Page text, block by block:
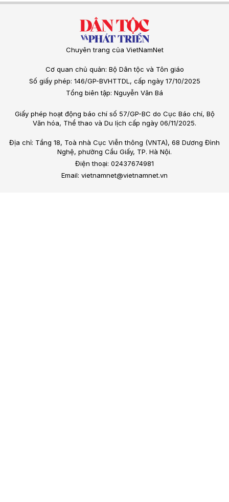
Chuyên trang của VietNamNet
Cơ quan chủ quản: Bộ Dân tộc và Tôn giáo
Số giấy phép: 146/GP-BVHTTDL, cấp ngày 17/10/2025
Tổng biên tập: Nguyễn Văn Bá
Giấy phép hoạt động báo chí số 57/GP-BC do Cục Báo chí, Bộ
Văn hóa, Thể thao và Du lịch cấp ngày 06/11/2025.
Địa chỉ: Tầng 18, Toà nhà Cục Viễn thông (VNTA), 68 Dương Đình
Nghệ, phường Cầu Giấy, TP. Hà Nội.
Điện thoại: 02437674981
Email: vietnamnet@vietnamnet.vn